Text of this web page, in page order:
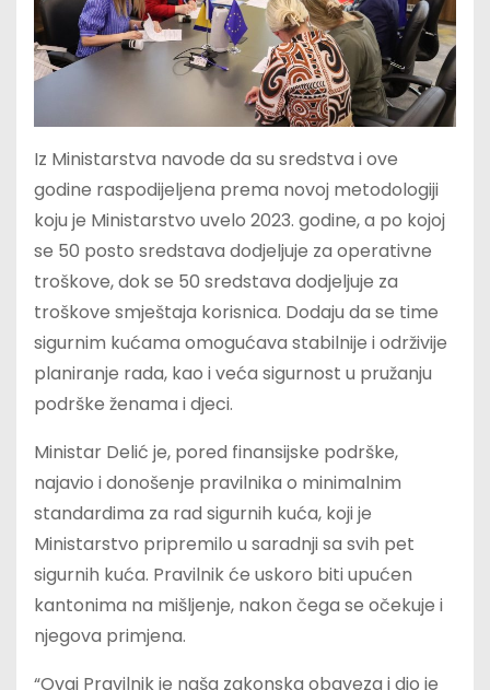
Iz Ministarstva navode da su sredstva i ove
godine raspodijeljena prema novoj metodologiji
koju je Ministarstvo uvelo 2023. godine, a po kojoj
se 50 posto sredstava dodjeljuje za operativne
troškove, dok se 50 sredstava dodjeljuje za
troškove smještaja korisnica. Dodaju da se time
sigurnim kućama omogućava stabilnije i održivije
planiranje rada, kao i veća sigurnost u pružanju
podrške ženama i djeci.
Ministar Delić je, pored finansijske podrške,
najavio i donošenje pravilnika o minimalnim
standardima za rad sigurnih kuća, koji je
Ministarstvo pripremilo u saradnji sa svih pet
sigurnih kuća. Pravilnik će uskoro biti upućen
kantonima na mišljenje, nakon čega se očekuje i
njegova primjena.
“Ovaj Pravilnik je naša zakonska obaveza i dio je